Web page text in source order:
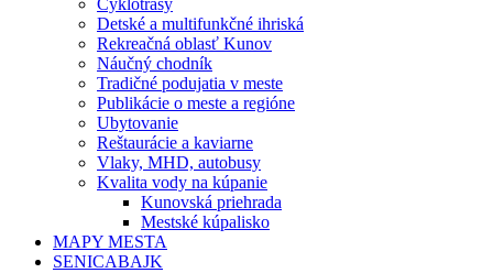
Cyklotrasy
Detské a multifunkčné ihriská
Rekreačná oblasť Kunov
Náučný chodník
Tradičné podujatia v meste
Publikácie o meste a regióne
Ubytovanie
Reštaurácie a kaviarne
Vlaky, MHD, autobusy
Kvalita vody na kúpanie
Kunovská priehrada
Mestské kúpalisko
MAPY MESTA
SENICABAJK